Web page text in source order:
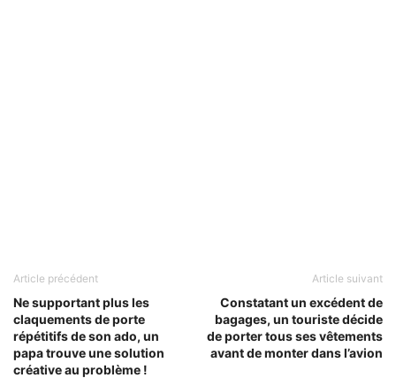
Article précédent
Ne supportant plus les
claquements de porte
répétitifs de son ado, un
papa trouve une solution
créative au problème !
Article suivant
Constatant un excédent de
bagages, un touriste décide
de porter tous ses vêtements
avant de monter dans l’avion